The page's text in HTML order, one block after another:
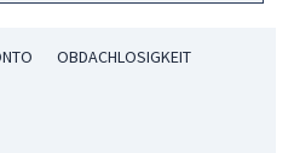
OBDACHLOSIGKEIT